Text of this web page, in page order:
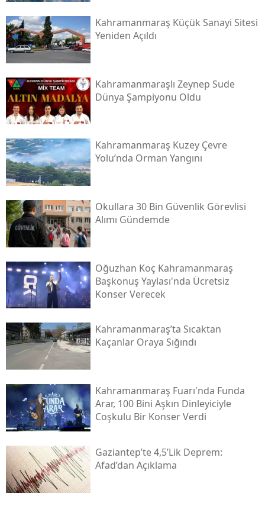
Kahramanmaraş Küçük Sanayi Sitesi
Yeniden Açıldı
Kahramanmaraşlı Zeynep Sude
Dünya Şampiyonu Oldu
Kahramanmaraş Kuzey Çevre
Yolu’nda Orman Yangını
Okullara 30 Bin Güvenlik Görevlisi
Alımı Gündemde
Oğuzhan Koç Kahramanmaraş
Başkonuş Yaylası'nda Ücretsiz
Konser Verecek
Kahramanmaraş’ta Sıcaktan
Kaçanlar Oraya Sığındı
Kahramanmaraş Fuarı'nda Funda
Arar, 100 Bini Aşkın Dinleyiciyle
Coşkulu Bir Konser Verdi
Gaziantep’te 4,5’lik Deprem:
Afad’dan Açıklama